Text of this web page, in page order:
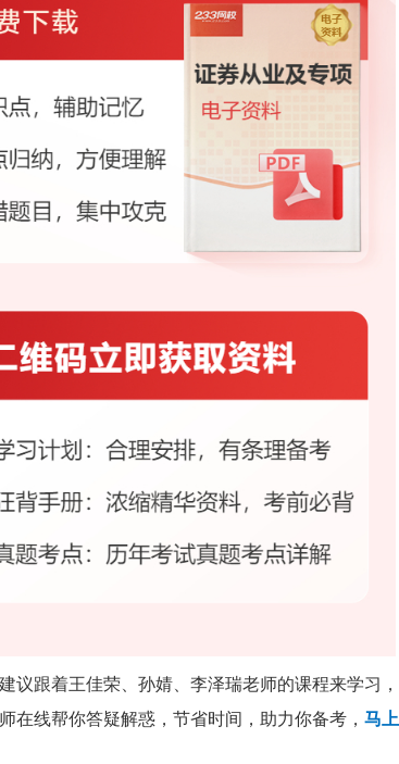
议跟着王佳荣、孙婧、李泽瑞老师的课程来学习，
在线帮你答疑解惑，节省时间，助力你备考， 马上